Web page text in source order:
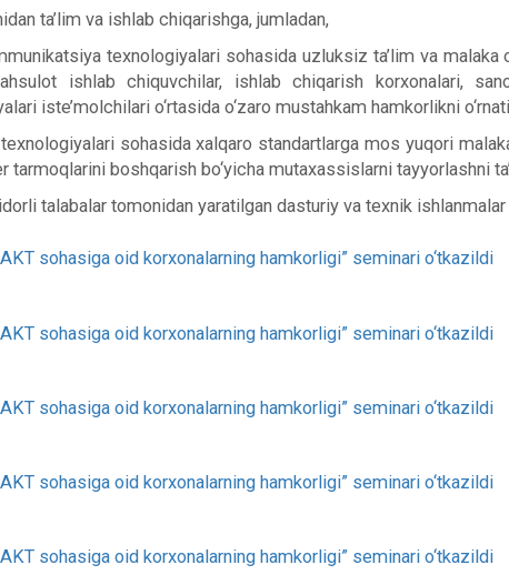
ta’lim va ishlab chiqarishga, jumladan,
texnologiyalari sohasida uzluksiz ta’lim va
ishlab chiquvchilar, ishlab chiqarish korxonalari,
iste’molchilari o‘rtasida o‘zaro mustahkam hamkorlikni
sohasida xalqaro standartlarga mos yuqori
boshqarish bo‘yicha mutaxassislarni tayyorlashni
talabalar tomonidan yaratilgan dasturiy va texnik